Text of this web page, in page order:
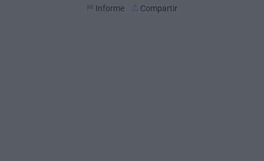
Informe
Compartir